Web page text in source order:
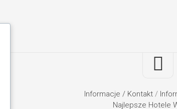
Informacje / Kontakt/
Najlepsze Hotele